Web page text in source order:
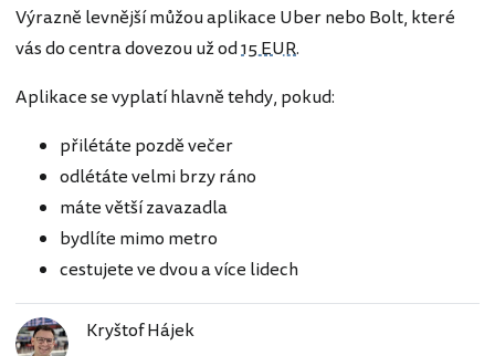
Výrazně levnější můžou aplikace Uber nebo Bolt, které
vás do centra dovezou už od15 EUR.
Aplikace se vyplatí hlavně tehdy, pokud:
přilétáte pozdě večer
odlétáte velmi brzy ráno
máte větší zavazadla
bydlíte mimo metro
cestujete ve dvou a více lidech
Kryštof Hájek